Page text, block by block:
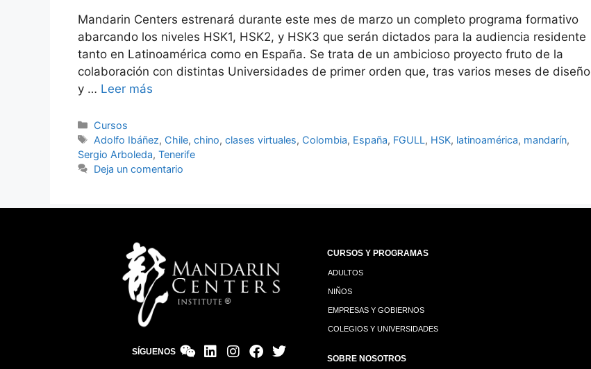
Mandarin Centers estrenará durante este mes de marzo un completo programa formativo
abarcando los niveles HSK1, HSK2, y HSK3 que serán dictados para la audiencia residente
tanto en Latinoamérica como en España. Se trata de un ambicioso proyecto fruto de la
colaboración con distintas Universidades de primer orden que, tras varios meses de diseño
y … Leer más
Cursos
Adolfo Ibáñez, Chile,chino,clases virtuales, Colombia, España, FGULL, HSK, latinoamérica, mandarín,
Sergio Arboleda, Tenerife
Deja un comentario
SÍGUENOS
CURSOS Y PROGRAMAS
ADULTOS
NIÑOS
EMPRESAS Y GOBIERNOS
COLEGIOS Y UNIVERSIDADES
SOBRE NOSOTROS